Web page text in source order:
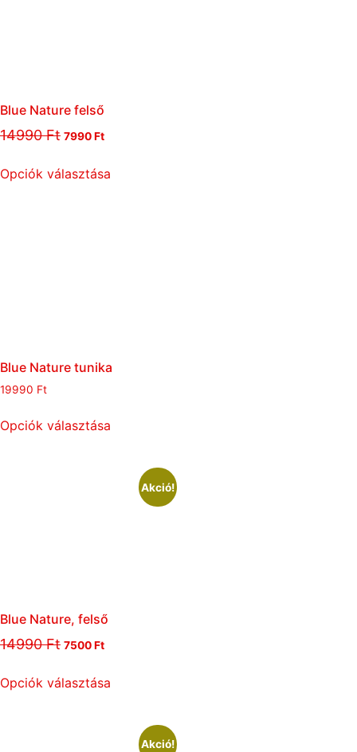
Blue Nature felső
14990Ft 7990Ft
Opciók választása
Blue Nature tunika
19990 Ft
Opciók választása
Akció!
Blue Nature, felső
14990Ft 7500Ft
Opciók választása
Akció!